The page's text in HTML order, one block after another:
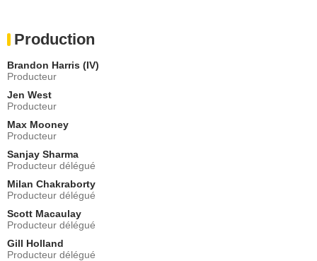
Production
Brandon Harris (IV)
Producteur
Jen West
Producteur
Max Mooney
Producteur
Sanjay Sharma
Producteur délégué
Milan Chakraborty
Producteur délégué
Scott Macaulay
Producteur délégué
Gill Holland
Producteur délégué